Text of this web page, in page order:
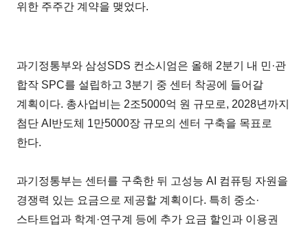
위한 주주간 계약을 맺었다.
과기정통부와 삼성SDS 컨소시엄은 올해 2분기 내 민·관
합작 SPC를 설립하고 3분기 중 센터 착공에 들어갈
계획이다. 총사업비는 2조5000억 원 규모로, 2028년까지
첨단 AI반도체 1만5000장 규모의 센터 구축을 목표로
한다.
과기정통부는 센터를 구축한 뒤 고성능 AI 컴퓨팅 자원을
경쟁력 있는 요금으로 제공할 계획이다. 특히 중소·
스타트업과 학계·연구계 등에 추가 요금 할인과 이용권